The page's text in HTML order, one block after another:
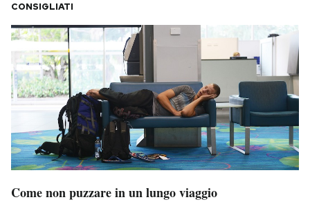
SHOP
CALENDARIO
AREA PERSONALE
Area Personale
Notifiche mobile
CONSIGLIATI
Come non puzzare in un lungo viaggio